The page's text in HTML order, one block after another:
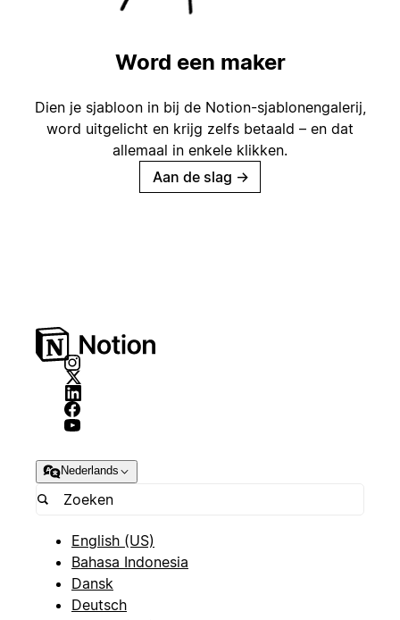
Word een maker
Dien je sjabloon in bij de Notion-sjablonengalerij,
word uitgelicht en krijg zelfs betaald – en dat
allemaal in enkele klikken.
Aan de slag →
Nederlands
English (US)
Bahasa Indonesia
Dansk
Deutsch